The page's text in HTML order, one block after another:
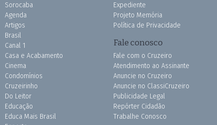
Sorocaba
Agenda
Artigos
Brasil
Canal 1
Casa e Acabamento
Cinema
Condomínios
Cruzeirinho
Do Leitor
Educação
Educa Mais Brasil
Expediente
Projeto Memória
Política de Privacidade
Fale conosco
Fale com o Cruzeiro
Atendimento ao Assinante
Anuncie no Cruzeiro
Anuncie no ClassiCruzeiro
Publicidade Legal
Repórter Cidadão
Trabalhe Conosco